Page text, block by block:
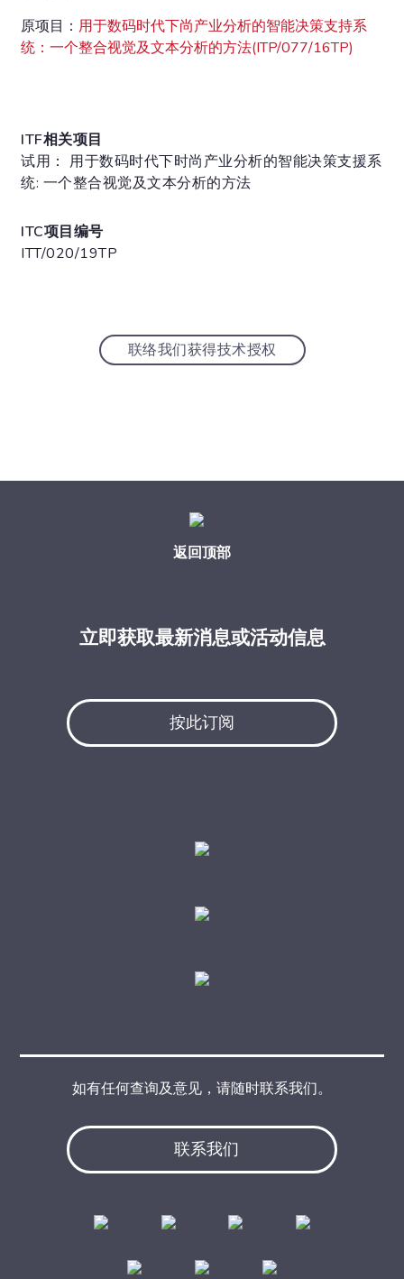
原项目： 用于数码时代下尚产业分析的智能决策支持系
统：一个整合视觉及文本分析的方法(ITP/077/16TP)
ITF相关项目
试用： 用于数码时代下时尚产业分析的智能决策支援系
统: 一个整合视觉及文本分析的方法
ITC项目编号
ITT/020/19TP
联络我们获得技术授权
返回顶部
立即获取最新消息或活动信息
按此订阅
联系我们
如有任何查询及意见，请随时联系我们。